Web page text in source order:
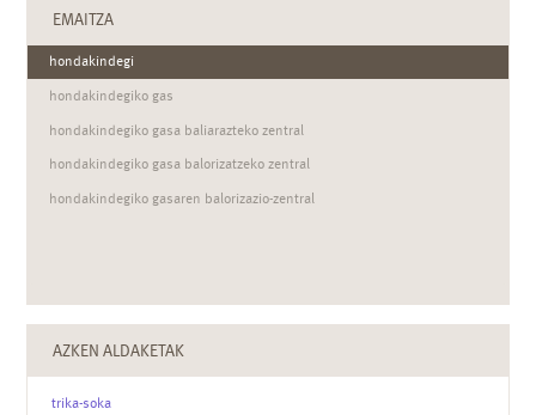
EMAITZA
hondakindegi
hondakindegiko gas
hondakindegiko gasa baliarazteko zentral
hondakindegiko gasa balorizatzeko zentral
hondakindegiko gasaren balorizazio-zentral
AZKEN ALDAKETAK
trika-soka